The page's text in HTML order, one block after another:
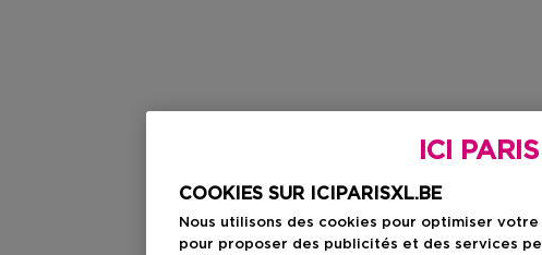
ICI
COOKIES SUR ICIPARISXL.BE
Nous utilisons des cookies pour optimiser
pour proposer des publicités et des services